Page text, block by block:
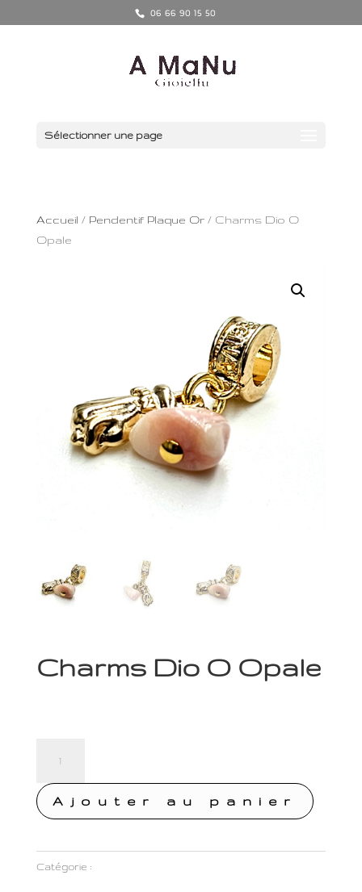
06 66 90 15 50
Sélectionner une page
Accueil / Pendentif Plaque Or/ Charms Dio O
Opale
Charms Dio O Opale
Charms
Dio
Opale
Ajouter au panier
Catégorie :